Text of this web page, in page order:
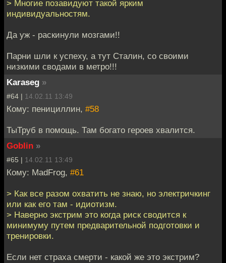
> Многие позавидуют такой ярким
индивидуальностям.
Да уж - раскинули мозгами!!
Парни шли к успеху, а тут Сталин, со своими
низкими сводами в метро!!!
Karaseg »
#64 | 14.02.11 13:49
Кому: пенициллин, #58
ТыТруб в помощь. Там богато героев хвалится.
Goblin »
#65 | 14.02.11 13:49
Кому: MadFrog, #61
> Как все разом охватить не знаю, но электричкинг
или как его там - идиотизм.
> Наверно экстрим это когда риск сводится к
минимуму путем предварительной подготовки и
тренировки.
Если нет страха смерти - какой же это экстрим?